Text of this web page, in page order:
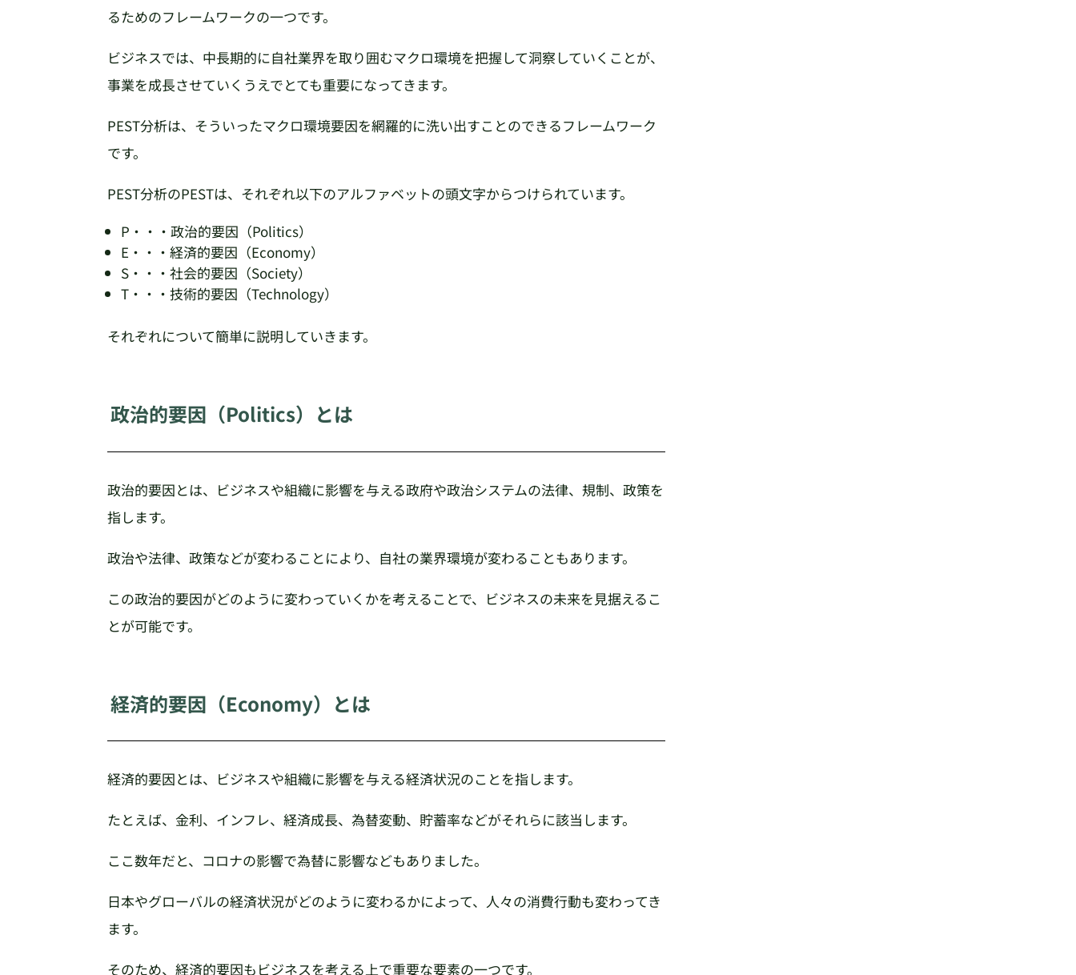
るためのフレームワークの一つです。
ビジネスでは、中長期的に自社業界を取り囲むマクロ環境を把握して洞察していくことが、
事業を成長させていくうえでとても重要になってきます。
PEST分析は、そういったマクロ環境要因を網羅的に洗い出すことのできるフレームワーク
です。
PEST分析のPESTは、それぞれ以下のアルファベットの頭文字からつけられています。
P・・・政治的要因（Politics）
E・・・経済的要因（Economy）
S・・・社会的要因（Society）
T・・・技術的要因（Technology）
それぞれについて簡単に説明していきます。
政治的要因（Politics）とは
政治的要因とは、ビジネスや組織に影響を与える政府や政治システムの法律、規制、政策を
指します。
政治や法律、政策などが変わることにより、自社の業界環境が変わることもあります。
この政治的要因がどのように変わっていくかを考えることで、ビジネスの未来を見据えるこ
とが可能です。
経済的要因（Economy）とは
経済的要因とは、ビジネスや組織に影響を与える経済状況のことを指します。
たとえば、金利、インフレ、経済成長、為替変動、貯蓄率などがそれらに該当します。
ここ数年だと、コロナの影響で為替に影響などもありました。
日本やグローバルの経済状況がどのように変わるかによって、人々の消費行動も変わってき
ます。
そのため、経済的要因もビジネスを考える上で重要な要素の一つです。